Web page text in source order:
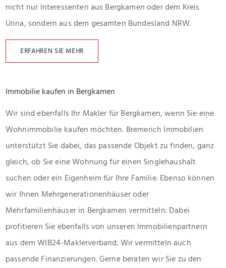
nicht nur Interessenten aus Bergkamen oder dem Kreis
Unna, sondern aus dem gesamten Bundesland NRW.
ERFAHREN SIE MEHR
Immobilie kaufen in Bergkamen
Wir sind ebenfalls Ihr Makler für Bergkamen, wenn Sie eine
Wohnimmobilie kaufen möchten. Bremerich Immobilien
unterstützt Sie dabei, das passende Objekt zu finden, ganz
gleich, ob Sie eine Wohnung für einen Singlehaushalt
suchen oder ein Eigenheim für Ihre Familie. Ebenso können
wir Ihnen Mehrgenerationenhäuser oder
Mehrfamilienhäuser in Bergkamen vermitteln. Dabei
profitieren Sie ebenfalls von unseren Immobilienpartnern
aus dem WIB24-Maklerverband. Wir vermitteln auch
passende Finanzierungen. Gerne beraten wir Sie zu den